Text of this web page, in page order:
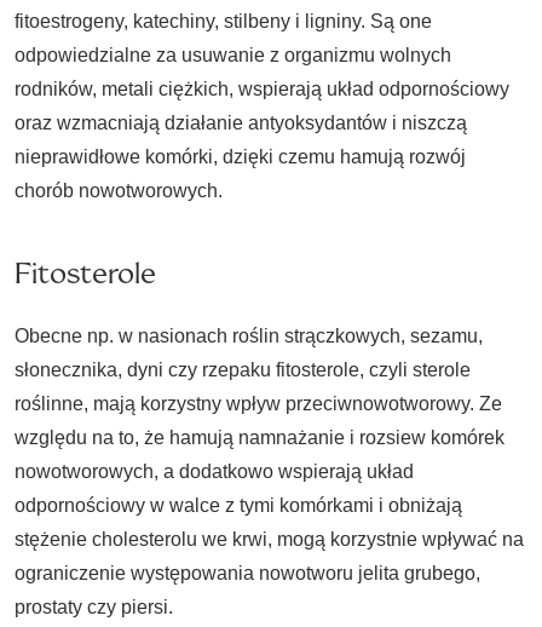
fitoestrogeny, katechiny, stilbeny i ligniny. Są one
odpowiedzialne za usuwanie z organizmu wolnych
rodników, metali ciężkich, wspierają układ odpornościowy
oraz wzmacniają działanie antyoksydantów i niszczą
nieprawidłowe komórki, dzięki czemu hamują rozwój
chorób nowotworowych.
Fitosterole
Obecne np. w nasionach roślin strączkowych, sezamu,
słonecznika, dyni czy rzepaku fitosterole, czyli sterole
roślinne, mają korzystny wpływ przeciwnowotworowy. Ze
względu na to, że hamują namnażanie i rozsiew komórek
nowotworowych, a dodatkowo wspierają układ
odpornościowy w walce z tymi komórkami i obniżają
stężenie cholesterolu we krwi, mogą korzystnie wpływać na
ograniczenie występowania nowotworu jelita grubego,
prostaty czy piersi.